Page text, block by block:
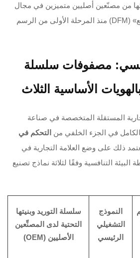
من مصنّعين أصليين متميزين في مجال
«التصميم من أجل التصنيع» (DFM) منذ المرحلة الأولى من الرسم
مصفوفات سلسلة
الأساسية الثلاث
المستقلة المتخصصة في صناعة
التحكم في
ذلك على وضع العلامة التجارية في
التنافسية وفقًا لثلاثة نماذج تصنيع
النموذج
التشغيلي
الرئيسي
سلسلة التوريد وبنيتها
التحتية لدى المصنِّعين
الأصليين (OEM)